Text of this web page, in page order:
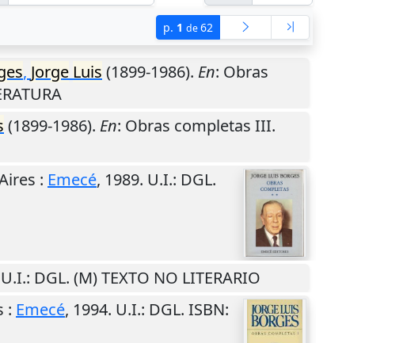
p. 1 de62
, Jorge Luis (1899-1986). En: Obras
(1899-1986). En: Obras completas III.
: Emecé, 1989. U.I.: DGL.
U.I.: DGL. (M) TEXTO NO LITERARIO
: Emecé, 1994. U.I.: DGL. ISBN: